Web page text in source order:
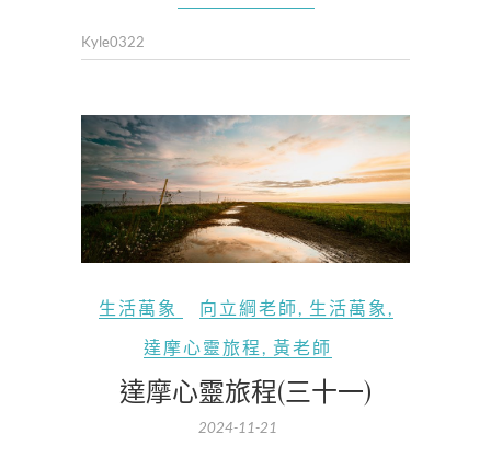
Kyle0322
生活萬象 向立綱老師 生活萬象
達摩心靈旅程
黃老師
達摩心靈旅程(三十一)
2024-11-21